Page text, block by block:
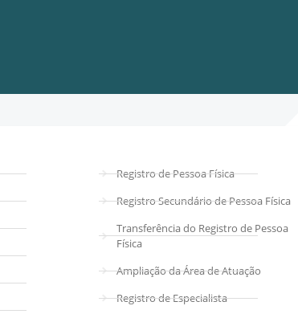
Registro de Pessoa Física
Registro Secundário de Pessoa Física
Transferência do Registro de Pessoa
Física
Ampliação da Área de Atuação
Registro de Especialista